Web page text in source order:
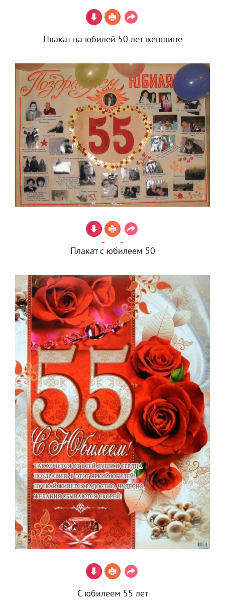
Плакат на юбилей 50 лет женщине
Плакат с юбилеем 50
С юбилеем 55 лет